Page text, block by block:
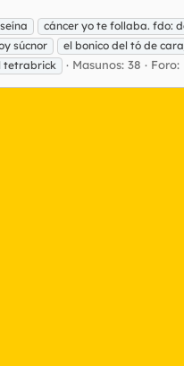
cáncer yo te follaba. fdo:
súcnor el bonico del tó de
tetrabrick Masunos: 38 Foro: